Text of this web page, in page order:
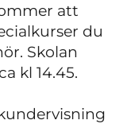
att
du
Skolan
kl 14.45.